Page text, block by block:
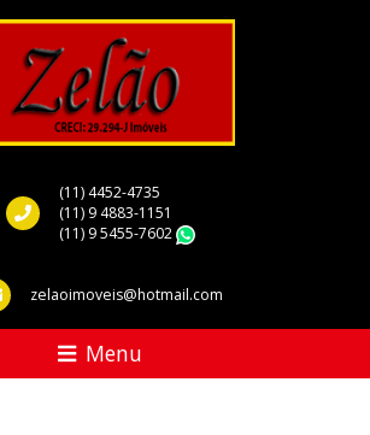
(11) 4452-4735
(11) 9 4883-1151
(11) 9 5455-7602
zelaoimoveis@hotmail.com
Menu